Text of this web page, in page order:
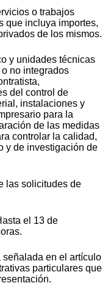
o trabajos
que incluya importes,
de los mismos.
y unidades técnicas
no integrados
del control de
instalaciones y
para la
de las medidas
controlar la calidad,
y de investigación de
las solicitudes de
el 13 de
señalada en el artículo
particulares que